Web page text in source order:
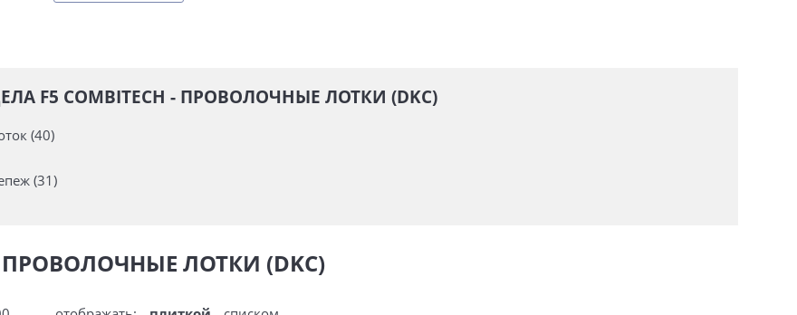
F5 COMBITECH - ПРОВОЛОЧНЫЕ ЛОТКИ (DKC)
(40)
(31)
- ПРОВОЛОЧНЫЕ ЛОТКИ (DKC)